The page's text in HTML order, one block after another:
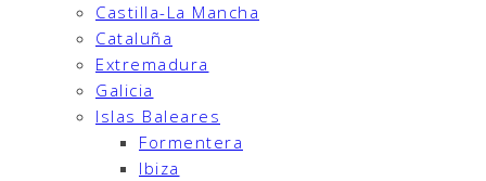
Castilla-La Mancha
Cataluña
Extremadura
Galicia
Islas Baleares
Formentera
Ibiza